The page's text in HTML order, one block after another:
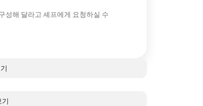
성해 달라고 셰프에게 요청하실 수